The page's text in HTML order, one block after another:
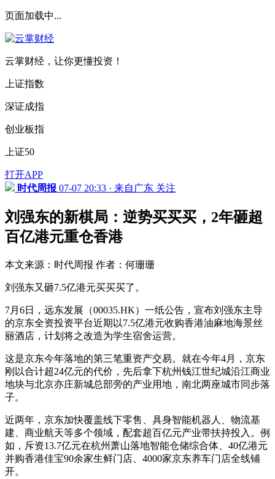
页面加载中...
云掌财经，让你更懂投资！
上证指数
深证成指
创业板指
上证50
打开APP
时代周报 07-07 20:33 · 来自广东 关注
刘强东的新棋局：逆势买买买，2年砸超
百亿港元重仓香港
本文来源：时代周报 作者：何珊珊
刘强东又砸7.5亿港元买买买了。
7月6日，远东发展（00035.HK）一纸公告，宣布刘强东主导
的京东全资投资平台近期以7.5亿港元收购香港油麻地海景丝
丽酒店，计划将之改造为学生宿舍运营。
这是京东今年落地的第三笔重资产交易。就在今年4月，京东
刚以合计超24亿元的代价，先后拿下杭州钱江世纪城沿江商业
地块与北京亦庄新城总部旁的产业用地，南北两座城市同步落
子。
近两年，京东加快覆盖线下零售、具身智能机器人、物流基
建、商业航天等多个领域，配套超百亿元产业带扶持投入。例
如，斥资13.7亿元在杭州萧山落地智能仓储综合体、40亿港元
并购香港佳宝90余家生鲜门店、4000家京东养车门店全线铺
开。